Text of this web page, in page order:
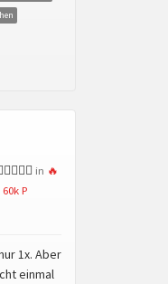
in 🔥
P
1x. Aber
einmal